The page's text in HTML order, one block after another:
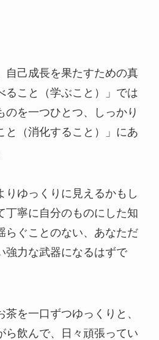
自己成長を果たすための真
ること（学ぶこと）」では
のを一つひとつ、しっかり
と（消化すること）」にあ
りゆっくりに見えるかもし
丁寧に自分のものにした知
らぐことのない、あなただ
強力な武器になるはずで
茶を一口ずつゆっくりと、
ら飲んで、日々頑張ってい